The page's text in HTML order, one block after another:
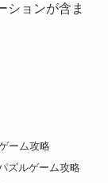
ションが含ま
ーム攻略
ズルゲーム攻略